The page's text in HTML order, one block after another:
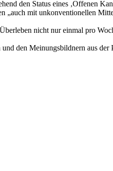
den Status eines ‚Offenen
mit unkonventionellen
nicht nur einmal pro
den Meinungsbildnern aus der